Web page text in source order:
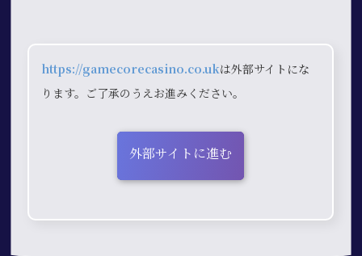
https://gamecorecasino.co.ukは外部サイトにな
ります。ご了承のうえお進みください。
外部サイトに進む